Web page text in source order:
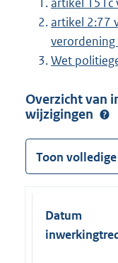
artikel 2:77
verordening
Wet
Overzicht van
wijzigingen
Toon
Datum